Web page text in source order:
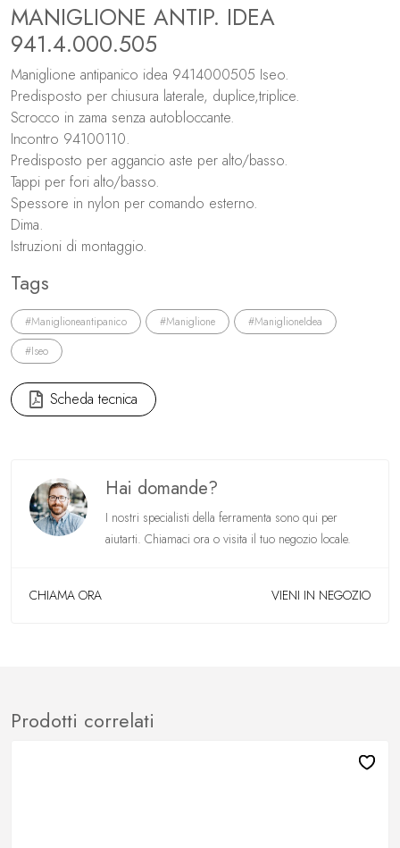
MANIGLIONE ANTIP. IDEA
941.4.000.505
Maniglione antipanico idea 9414000505 Iseo.
Predisposto per chiusura laterale, duplice,triplice.
Scrocco in zama senza autobloccante.
Incontro 94100110.
Predisposto per aggancio aste per alto/basso.
Tappi per fori alto/basso.
Spessore in nylon per comando esterno.
Dima.
Istruzioni di montaggio.
Tags
#Maniglioneantipanico #Maniglione
#ManiglioneIdea
#Iseo
Scheda tecnica
Hai domande?
I nostri specialisti della ferramenta sono qui per
aiutarti. Chiamaci ora o visita il tuo negozio locale.
CHIAMA ORA VIENI IN NEGOZIO
Prodotti correlati